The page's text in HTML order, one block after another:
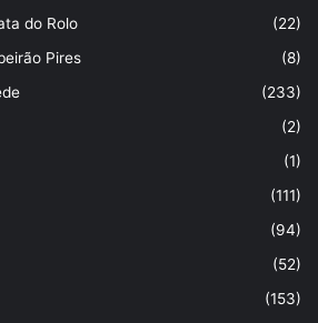
do Rolo
(22)
Pires
(8)
(233)
(2)
(1)
(111)
(94)
(52)
(153)